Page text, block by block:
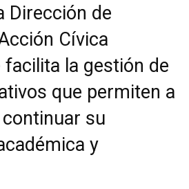
Dirección de
Cívica
facilita la gestión de
que permiten a
su
y